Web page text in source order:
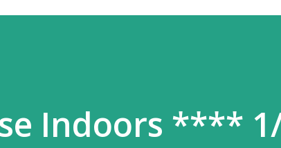
Indoors ****